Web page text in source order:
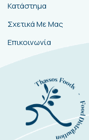
Κατάστημα
Σχετικά Με Μας
Επικοινωνία